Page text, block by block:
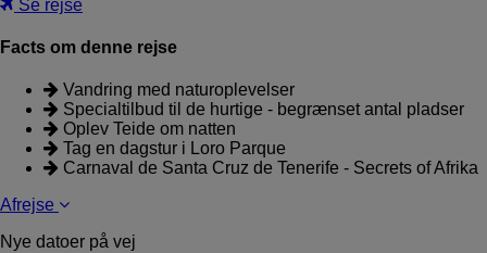
Se rejse
Facts om denne rejse
Vandring med naturoplevelser
Specialtilbud til de hurtige - begrænset antal pladser
Oplev Teide om natten
Tag en dagstur i Loro Parque
Carnaval de Santa Cruz de Tenerife - Secrets of Afrika
Afrejse
Nye datoer på vej